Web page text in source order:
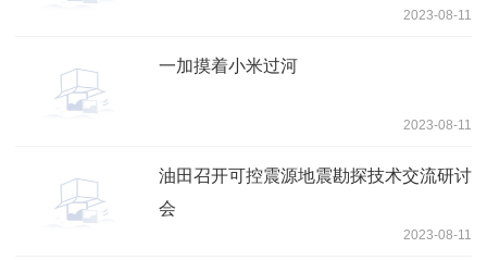
2023-08-11
一加摸着小米过河
2023-08-11
油田召开可控震源地震勘探技术交流研讨
会
2023-08-11